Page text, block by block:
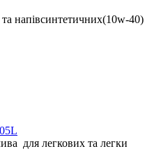
напівсинтетичних(10w-40)
для легкових та легки